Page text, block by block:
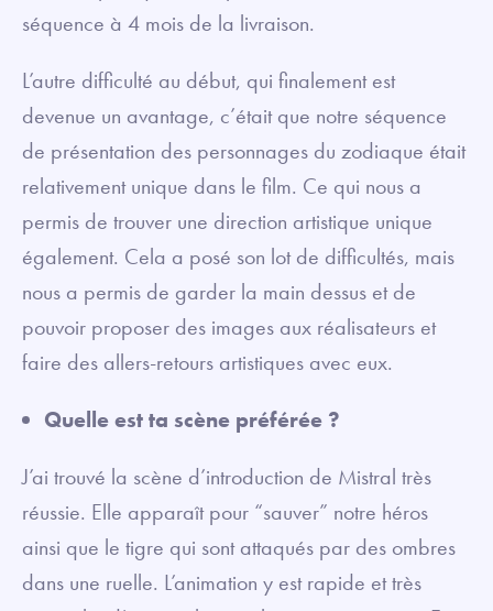
séquence à 4 mois de la livraison.
L’autre difficulté au début, qui finalement est
devenue un avantage, c’était que notre séquence
de présentation des personnages du zodiaque était
relativement unique dans le film. Ce qui nous a
permis de trouver une direction artistique unique
également. Cela a posé son lot de difficultés, mais
nous a permis de garder la main dessus et de
pouvoir proposer des images aux réalisateurs et
faire des allers-retours artistiques avec eux.
Quelle est ta scène préférée ?
J’ai trouvé la scène d’introduction de Mistral très
réussie. Elle apparaît pour “sauver” notre héros
ainsi que le tigre qui sont attaqués par des ombres
dans une ruelle. L’animation y est rapide et très